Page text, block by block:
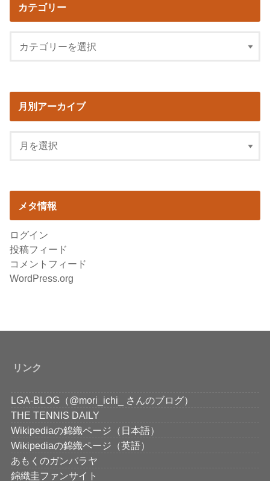
カテゴリー
月別アーカイブ
メタ情報
ログイン
投稿フィード
コメントフィード
WordPress.org
リンク
LGA-BLOG（@mori_ichi_ さんのブログ）
THE TENNIS DAILY
Wikipediaの錦織ページ（日本語）
Wikipediaの錦織ページ（英語）
あもくのガンバラヤ
錦織圭ファンサイト